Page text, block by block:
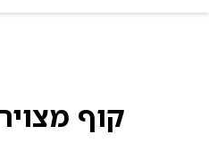
קוף מצויר